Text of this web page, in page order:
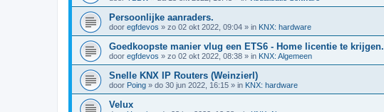
Persoonlijke aanraders.
door egfdevos » zo 02 okt 2022, 09:04 » in KNX: hardware
Goedkoopste manier vlug een ETS6 - Home licentie te krijgen.
door egfdevos » zo 02 okt 2022, 08:38 » in KNX: Algemeen
Snelle KNX IP Routers (Weinzierl)
door Poing » do 30 jun 2022, 16:15 » in KNX: hardware
Velux